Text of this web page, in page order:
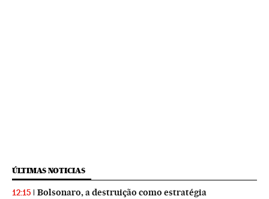
ÚLTIMAS NOTICIAS
12:15 Bolsonaro, a destruição como estratégia